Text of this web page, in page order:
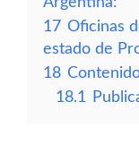
17 Oficinas
estado de
18
18.1